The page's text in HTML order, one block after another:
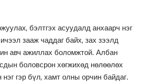
бэлтгэх асуудалд анхаарч нэг
зааж чаддаг байх, зах зээлд
авч ажиллах боломжтой. Албан
боловсрон хөгжихөд нөлөөлөх
гэр бүл, хамт олны орчин байдаг.